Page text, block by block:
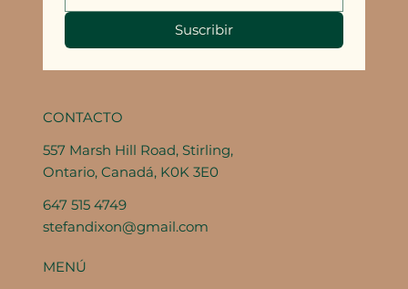
Suscribir
CONTACTO
557 Marsh Hill Road, Stirling,
Ontario, Canadá, K0K 3E0
647 515 4749
stefandixon@gmail.com
MENÚ